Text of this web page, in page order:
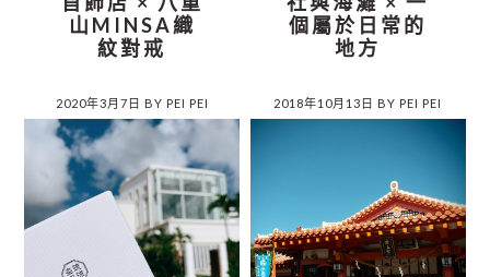
山MINSA織
紋對戒
2020年3月7日 BY PEI PEI
個屬於日常的
地方
2018年10月13日 BY PEI PEI